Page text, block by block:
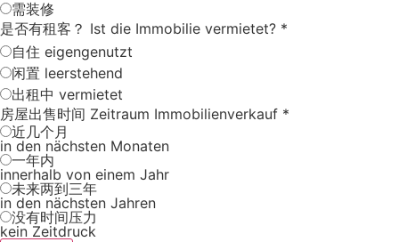
需装修
是否有租客？ Ist die Immobilie vermietet? *
自住 eigengenutzt
闲置 leerstehend
出租中 vermietet
房屋出售时间 Zeitraum Immobilienverkauf *
近几个月
in den nächsten Monaten
一年内
innerhalb von einem Jahr
未来两到三年
in den nächsten Jahren
没有时间压力
kein Zeitdruck